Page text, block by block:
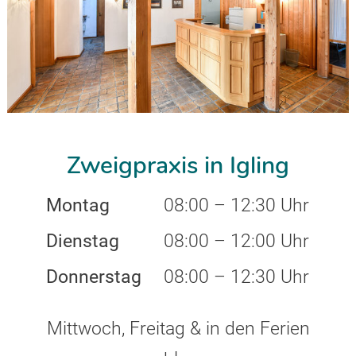
Zweigpraxis in Igling
Montag
08:00 – 12:30 Uhr
Dienstag
08:00 – 12:00 Uhr
Donnerstag
08:00 – 12:30 Uhr
Mittwoch, Freitag & in den Ferien